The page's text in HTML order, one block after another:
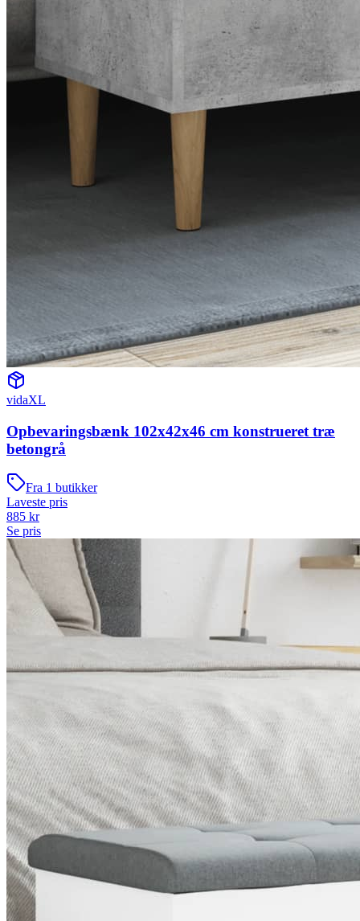
vidaXL
Opbevaringsbænk 102x42x46 cm konstrueret træ
betongrå
Fra 1 butikker
Laveste pris
885 kr
Se pris